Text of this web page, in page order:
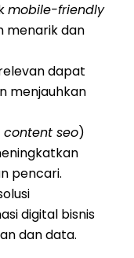
mobile-friendly
menarik dan
dapat
menjauhkan
content seo)
pencari.
digital bisnis
dan data.